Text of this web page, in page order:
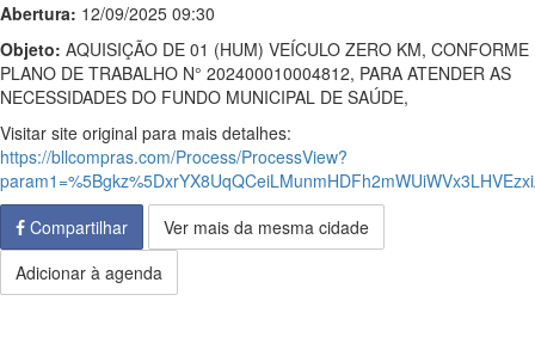
Abertura: 12/09/2025 09:30
Objeto: AQUISIÇÃO DE 01 (HUM) VEÍCULO ZERO KM, CONFORME
PLANO DE TRABALHO N° 202400010004812, PARA ATENDER AS
NECESSIDADES DO FUNDO MUNICIPAL DE SAÚDE,
Visitar site original para mais detalhes:
https://bllcompras.com/Process/ProcessView?
Compartilhar
Ver mais da mesma cidade
Adicionar à agenda